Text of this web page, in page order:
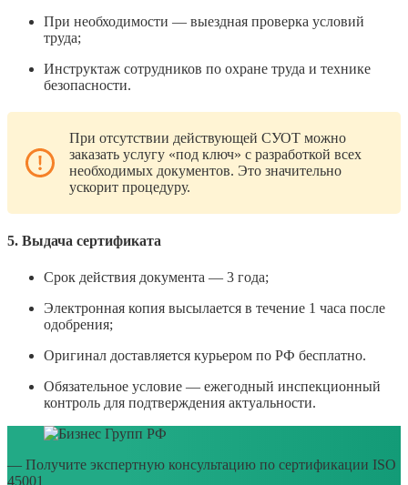
При необходимости — выездная проверка условий
труда;
Инструктаж сотрудников по охране труда и технике
безопасности.
При отсутствии действующей СУОТ можно
заказать услугу «под ключ» с разработкой всех
необходимых документов. Это значительно
ускорит процедуру.
5. Выдача сертификата
Срок действия документа — 3 года;
Электронная копия высылается в течение 1 часа после
одобрения;
Оригинал доставляется курьером по РФ бесплатно.
Обязательное условие — ежегодный инспекционный
контроль для подтверждения актуальности.
— Получите экспертную консультацию по сертификации ISO
45001